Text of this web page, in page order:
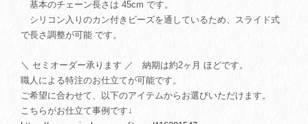
基本のチェーン長さは 45cm です。
シリコン入りのカン付きビーズを通しているため、スライド式
で長さ調整が可能 です。
＼ セミオーダー承ります ／ 納期は約2ヶ月 ほどです。
職人による特注のお仕立てが可能です。
ご希望に合わせて、以下のアイテムからお選びいただけます。
こちらがお仕立て事例です↓